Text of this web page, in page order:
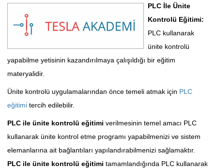
PLC İle Ünite
Kontrolü Eğitimi:
PLC kullanarak
ünite kontrolü
yapabilme yetisinin kazandırılmaya çalışıldığı bir eğitim
materyalidir.
Ünite kontrolü uygulamalarından önce temeli atmak için PLC
eğitimi tercih edilebilir.
PLC ile ünite kontrolü eğitimi verilmesinin temel amacı PLC
kullanarak ünite kontrol etme programı yapabilmenizi ve sistem
elemanlarına ait bağlantıları yapılandırabilmenizi sağlamaktır.
PLC ile ünite kontrolü eğitimi tamamlandığında PLC kullanarak